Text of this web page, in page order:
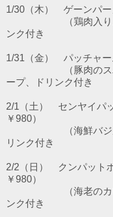
1/30（木） ゲーンパ
（鶏肉入りスパイ
ンク付き
1/31（金） パッチャ
（豚肉のスパイシ
ープ、ドリンク付き
2/1（土） センヤイパ
￥980）
（海鮮バジル焼
リンク付き
2/2（日） クンパット
￥980）
（海老のカレー炒
ンク付き